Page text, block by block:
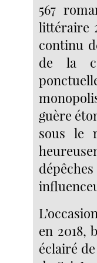
567
littéraire
continu
de la
guère
sous le
en 2018,
éclairé